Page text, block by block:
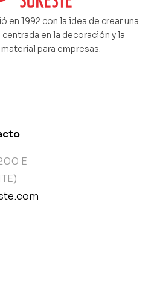
en 1992 con la idea de crear una
en la decoración y la
para empresas.
E